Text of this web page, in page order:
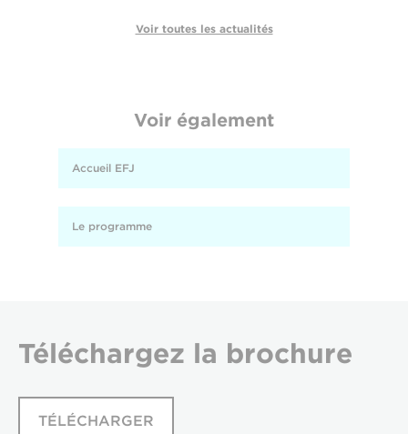
Voir toutes les actualités
Voir également
Accueil EFJ
Le programme
Téléchargez la brochure
TÉLÉCHARGER